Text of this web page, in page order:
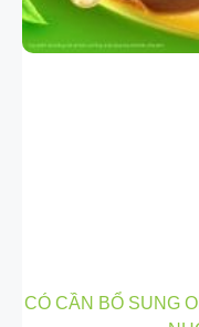
CÓ CẦN BỔ SUNG